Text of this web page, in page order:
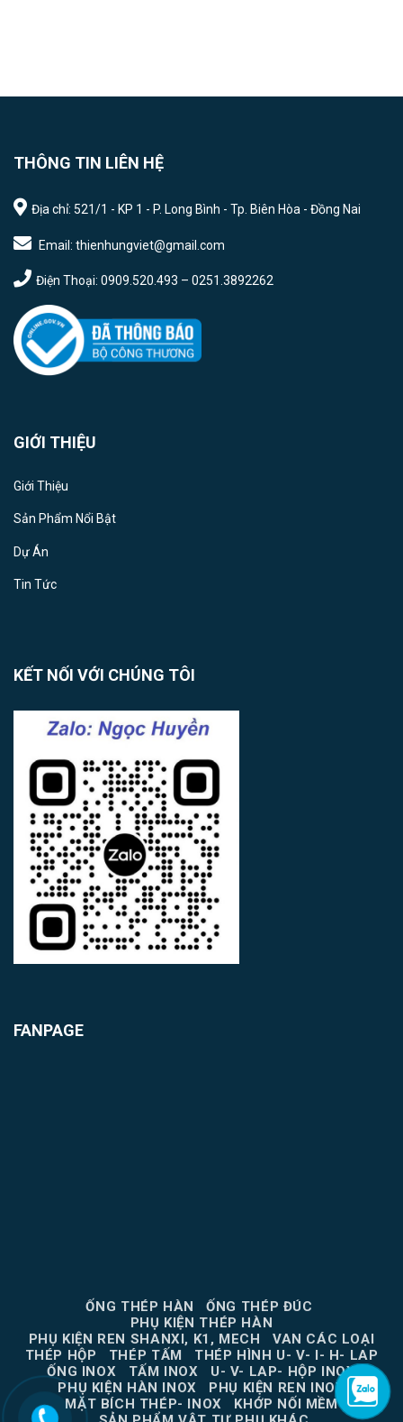
THÔNG TIN LIÊN HỆ
Địa chỉ: 521/1 - KP 1 - P. Long Bình - Tp. Biên Hòa - Đồng Nai
Email: thienhungviet@gmail.com
Điện Thoại: 0909.520.493 – 0251.3892262
GIỚI THIỆU
Giới Thiệu
Sản Phẩm Nổi Bật
Dự Án
Tin Tức
KẾT NỐI VỚI CHÚNG TÔI
FANPAGE
ỐNG THÉP HÀN
ỐNG THÉP ĐÚC
PHỤ KIỆN THÉP HÀN
PHỤ KIỆN REN SHANXI, K1, MECH
VAN CÁC LOẠI
THÉP HỘP
THÉP TẤM
THÉP HÌNH U- V- I- H- LAP
ỐNG INOX
TẤM INOX
U- V- LAP- HỘP INOX
PHỤ KIỆN HÀN INOX
PHỤ KIỆN REN INOX
MẶT BÍCH THÉP- INOX
KHỚP NỐI MỀM